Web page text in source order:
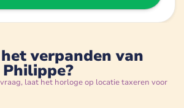
verpanden van
laat het horloge op locatie taxeren voor